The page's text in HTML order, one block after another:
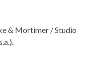
& Mortimer / Studio